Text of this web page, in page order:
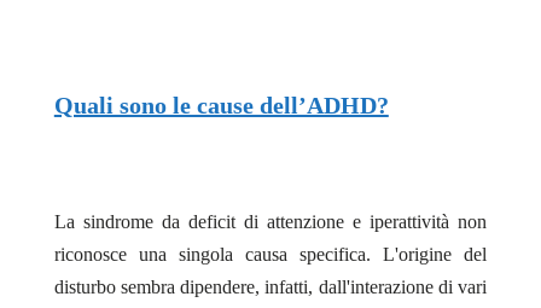
Quali sono le cause dell’ADHD?
La sindrome da deficit di attenzione e iperattività non
riconosce una singola causa specifica. L'origine del
disturbo sembra dipendere, infatti, dall'interazione di vari